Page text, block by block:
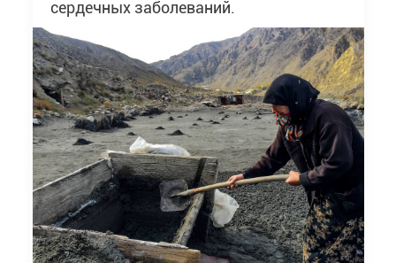
сердечных заболеваний.